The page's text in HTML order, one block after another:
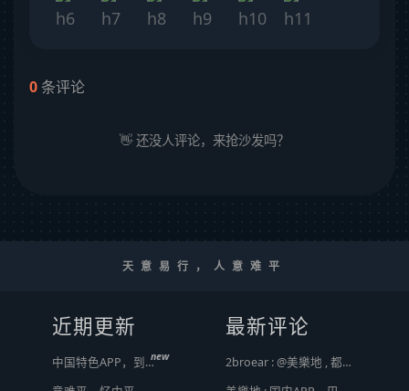
0条评论
👋 还没人评论，来抢沙发吗？
天意易行，人意难平
近期更新
中国特色APP，到底谁来治？new
最新评论
2broear : @美樂地 , 都是利益驱使，盈利手段不行